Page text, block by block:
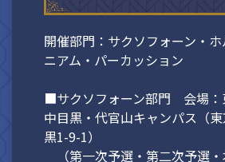
開催部門：サクソフォーン・
ニアム・パーカッション
■サクソフォーン部門 会場：
中目黒・代官山キャンパス（
黒1-9-1）
（第一次予選・第二次予選